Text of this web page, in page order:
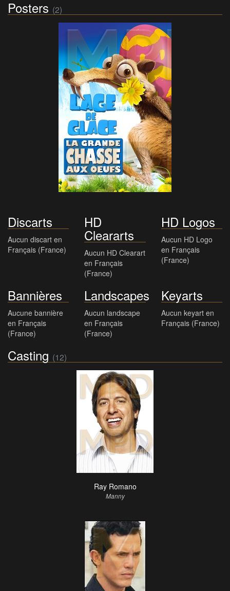
Posters (2)
Discarts
Aucun discart en
Français (France)
HD
Cleararts
Aucun HD Clearart
en Français
(France)
HD Logos
Aucun HD Logo
en Français
(France)
Bannières
Aucune bannière
en Français
(France)
Landscapes
Aucun landscape
en Français
(France)
Keyarts
Aucun keyart en
Français (France)
Casting (12)
Ray Romano
Manny